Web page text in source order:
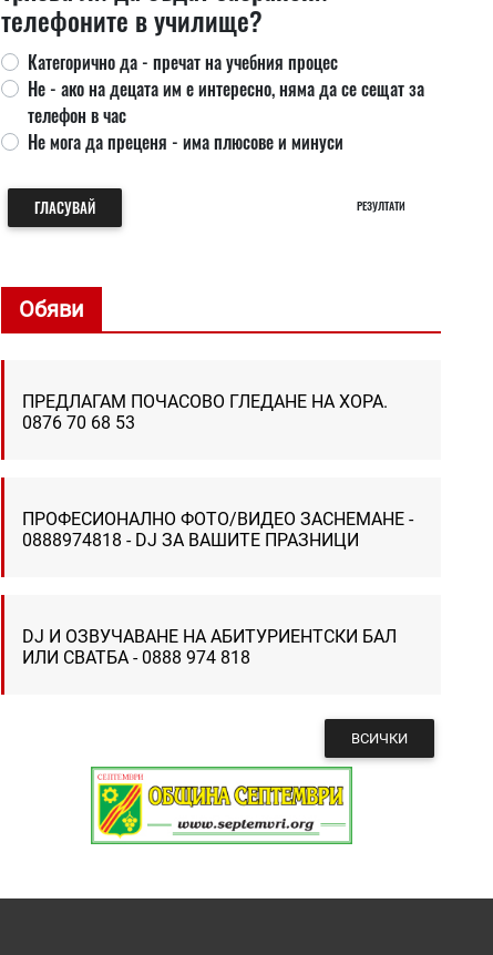
телефоните в училище?
Категорично да - пречат на учебния процес
Не - ако на децата им е интересно, няма да се сещат за
телефон в час
Не мога да преценя - има плюсове и минуси
ГЛАСУВАЙ РЕЗУЛТАТИ
Обяви
ПРЕДЛАГАМ ПОЧАСОВО ГЛЕДАНЕ НА ХОРА.
0876 70 68 53
ПРОФЕСИОНАЛНО ФОТО/ВИДЕО ЗАСНЕМАНЕ -
0888974818 - DJ ЗА ВАШИТЕ ПРАЗНИЦИ
DJ И ОЗВУЧАВАНЕ НА АБИТУРИЕНТСКИ БАЛ
ИЛИ СВАТБА - 0888 974 818
ВСИЧКИ